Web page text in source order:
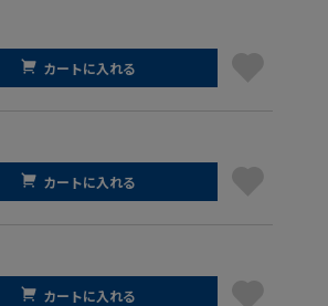
カートに入れる
カートに入れる
カートに入れる